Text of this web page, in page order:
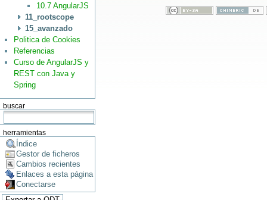
10.7 AngularJS
11_rootscope
15_avanzado
Politica de Cookies
Referencias
Curso de AngularJS y
REST con Java y
Spring
buscar
herramientas
Índice
Gestor de ficheros
Cambios recientes
Enlaces a esta página
Conectarse